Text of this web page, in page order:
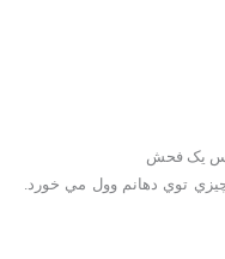
يک فحش
توي دهانم وول مي خورد.